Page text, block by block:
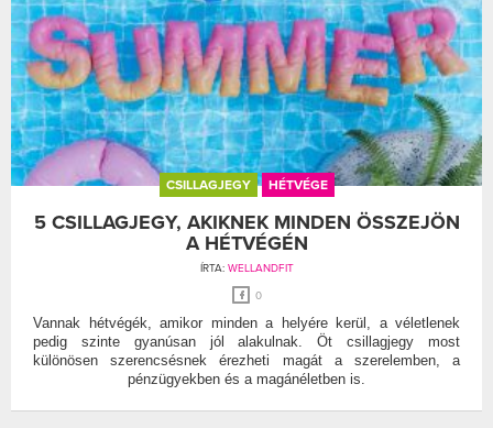
CSILLAGJEGY HÉTVÉGE
5 CSILLAGJEGY, AKIKNEK MINDEN ÖSSZEJÖN
A HÉTVÉGÉN
ÍRTA: WELLANDFIT
0
Vannak hétvégék, amikor minden a helyére kerül, a véletlenek
pedig szinte gyanúsan jól alakulnak. Öt csillagjegy most
különösen szerencsésnek érezheti magát a szerelemben, a
pénzügyekben és a magánéletben is.